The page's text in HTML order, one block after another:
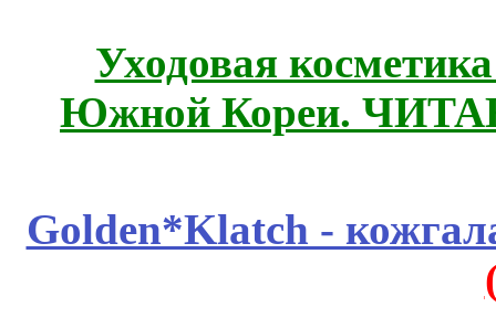
Уходовая
Южной Кореи.
Golden*Klatch -